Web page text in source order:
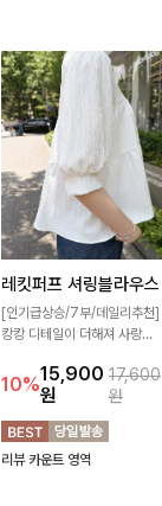
레킷퍼프 셔링블라우스
[인기급상승/7부/데일리추천]
캉캉 디테일이 더해져 사랑스
주는 블라우스 🤍 가볍게 퍼지
는 핏으로 체형을 자연스럽게
커버해주며 여성스럽게 즐기기
좋아요 ✨
10%15,900
원
17,600
원
리뷰 카운트 영역